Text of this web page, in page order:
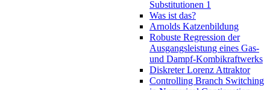
Substitutionen 1
Was ist das?
Arnolds Katzenbildung
Robuste Regression der
Ausgangsleistung eines Gas-
und Dampf-Kombikraftwerks
Diskreter Lorenz Attraktor
Controlling Branch Switching